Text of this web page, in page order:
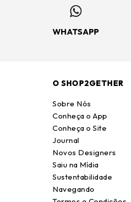
WHATSAPP
O SHOP2GETHER
Sobre Nós
Conheça o App
Conheça o Site
Journal
Novos Designers
Saiu na Mídia
Sustentabilidade
Navegando